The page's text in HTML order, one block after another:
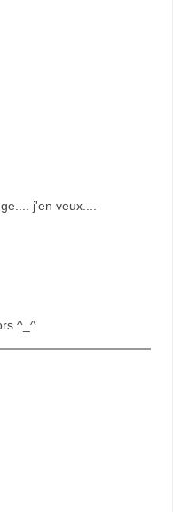
j'en veux....
^_^